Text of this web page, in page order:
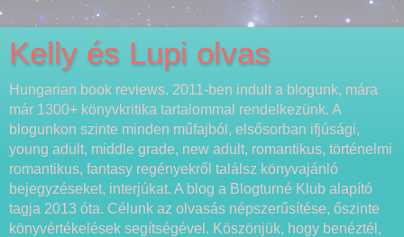
Kelly és Lupi olvas
Hungarian book reviews. 2011-ben indult a blogunk, mára
már 1300+ könyvkritika tartalommal rendelkezünk. A
blogunkon szinte minden műfajból, elsősorban ifjúsági,
young adult, middle grade, new adult, romantikus, történelmi
romantikus, fantasy regényekről találsz könyvajánló
bejegyzéseket, interjúkat. A blog a Blogturné Klub alapító
tagja 2013 óta. Célunk az olvasás népszerűsítése, őszinte
könyvértékelések segítségével. Köszönjük, hogy benéztél,